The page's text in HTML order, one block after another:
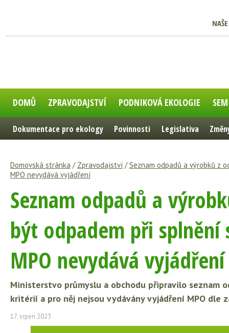
DOMŮ ZPRAVODAJSTVÍ PODNIKOVÁ EKOLOGIE
Dokumentace pro ekology Povinnosti Legislativa
Domovská stránka / Zpravodajství /Seznam odpadů a výrobků z
MPO nevydává vyjádření
Seznam odpadů a
být odpadem při
MPO nevydává vyjádření
Ministerstvo průmyslu a obchodu připravilo seznam
kritérií a pro něj nejsou vydávány vyjádření MPO dle
17. srpen 2023